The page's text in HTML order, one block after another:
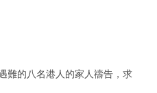
難的八名港人的家人禱告，求